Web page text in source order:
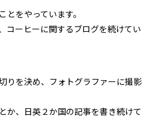
とをやっています。
コーヒーに関するブログを続けてい
りを決め、フォトグラファーに撮影
か、日英２か国の記事を書き続けて